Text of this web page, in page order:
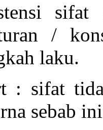
/
laku.
: sifat
sebab